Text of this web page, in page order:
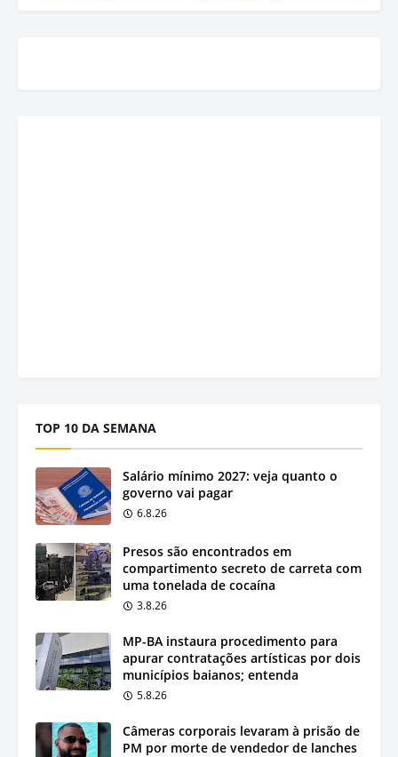
TOP 10 DA SEMANA
Salário mínimo 2027: veja quanto o
governo vai pagar
6.8.26
Presos são encontrados em
compartimento secreto de carreta com
uma tonelada de cocaína
3.8.26
MP-BA instaura procedimento para
apurar contratações artísticas por dois
municípios baianos; entenda
5.8.26
Câmeras corporais levaram à prisão de
PM por morte de vendedor de lanches